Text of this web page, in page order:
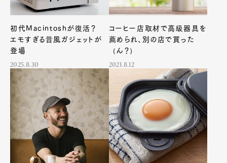
初代Macintoshが復活？
エモすぎる昔風ガジェットが
登場
2025.8.30
コーヒー店取材で高級器具を
薦められ、別の店で買った
（ん？）
2021.8.12